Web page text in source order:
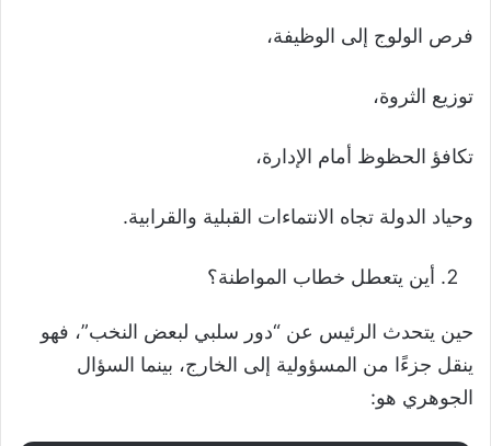
فرص الولوج إلى الوظيفة،
توزيع الثروة،
تكافؤ الحظوظ أمام الإدارة،
وحياد الدولة تجاه الانتماءات القبلية والقرابية.
أين يتعطل خطاب المواطنة؟
حين يتحدث الرئيس عن “دور سلبي لبعض النخب”، فهو
ينقل جزءًا من المسؤولية إلى الخارج، بينما السؤال
الجوهري هو: